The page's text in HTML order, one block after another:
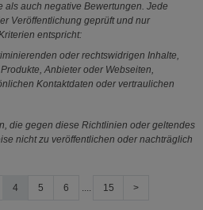
als auch negative Bewertungen. Jede
Veröffentlichung geprüft und nur
entspricht:
oder rechtswidrigen Inhalte,
Anbieter oder Webseiten,
Kontaktdaten oder vertraulichen
die gegen diese Richtlinien oder geltendes
nicht zu veröffentlichen oder nachträglich
4 5 6 .... 15 >